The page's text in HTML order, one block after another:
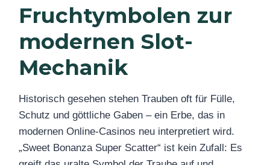
Fruchtymbolen zur
modernen Slot-
Mechanik
Historisch gesehen stehen Trauben oft für Fülle,
Schutz und göttliche Gaben – ein Erbe, das in
modernen Online-Casinos neu interpretiert wird.
„Sweet Bonanza Super Scatter“ ist kein Zufall: Es